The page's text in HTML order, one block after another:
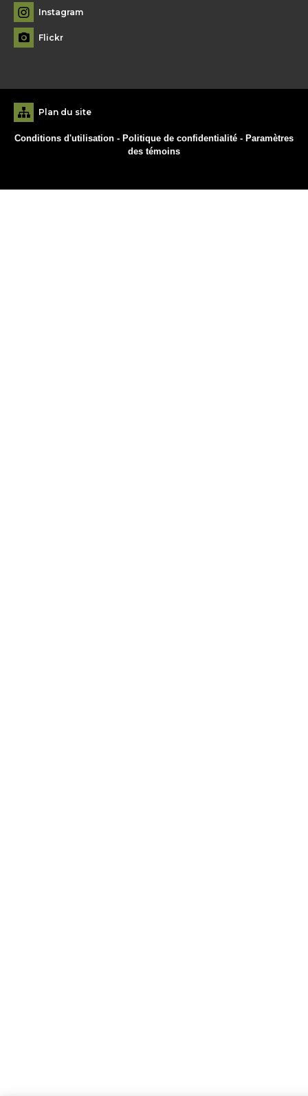
Instagram
Flickr
Plan du site
Conditions d'utilisation - Politique de confidentialité - Paramètres
des témoins